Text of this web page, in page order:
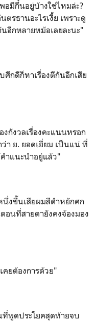
อมีกึ๋นอยู่บ้างใช่ไหมล่ะ?
รธานอะไรเงี้ย เพราะดู
อีกหลายหม้อเลยละนะ"
กดีก็หาเรื่องตีกันอีกเสีย
กังวลเรื่องคะแนนหรอก
า ย. ยอดเยี่ยม เป็นแน่ ที่
ำแนะนำอยู่แล้ว"
นึ่งขึ้นเสียผมสีดำหยักศก
อนที่สายตายังคงจ้องมอง
คยต้องการด้วย"
ที่พูดประโยคสุดท้ายจบ